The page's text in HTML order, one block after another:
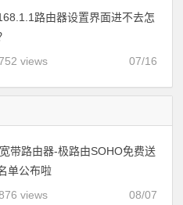
路由器设置界面进不去怎
07/16
views
带路由器-极路由SOHO免费送
单公布啦
08/07
views